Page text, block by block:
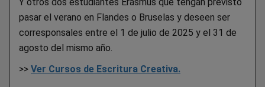
Y otros dos estudiantes Erasmus que tengan previsto
pasar el verano en Flandes o Bruselas y deseen ser
corresponsales entre el 1 de julio de 2025 y el 31 de
agosto del mismo año.
>> Ver Cursos de Escritura Creativa.